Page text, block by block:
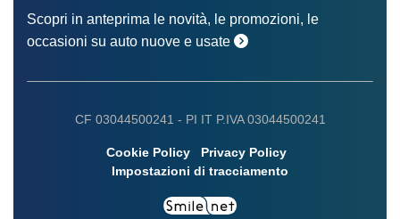
Scopri in anteprima le novità, le promozioni, le
occasioni su auto nuove e usate
CF 03044500241 - PI IT P.IVA 03044500241
Cookie Policy
Privacy Policy
Impostazioni di tracciamento